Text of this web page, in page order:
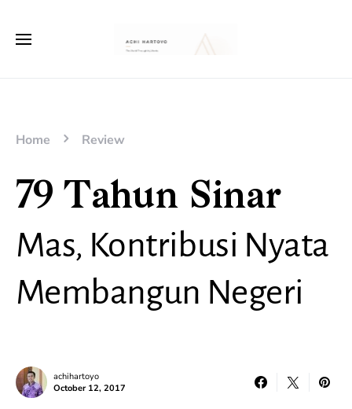
Home Review
79 Tahun Sinar
Mas, Kontribusi Nyata
Membangun Negeri
achihartoyo
October 12, 2017